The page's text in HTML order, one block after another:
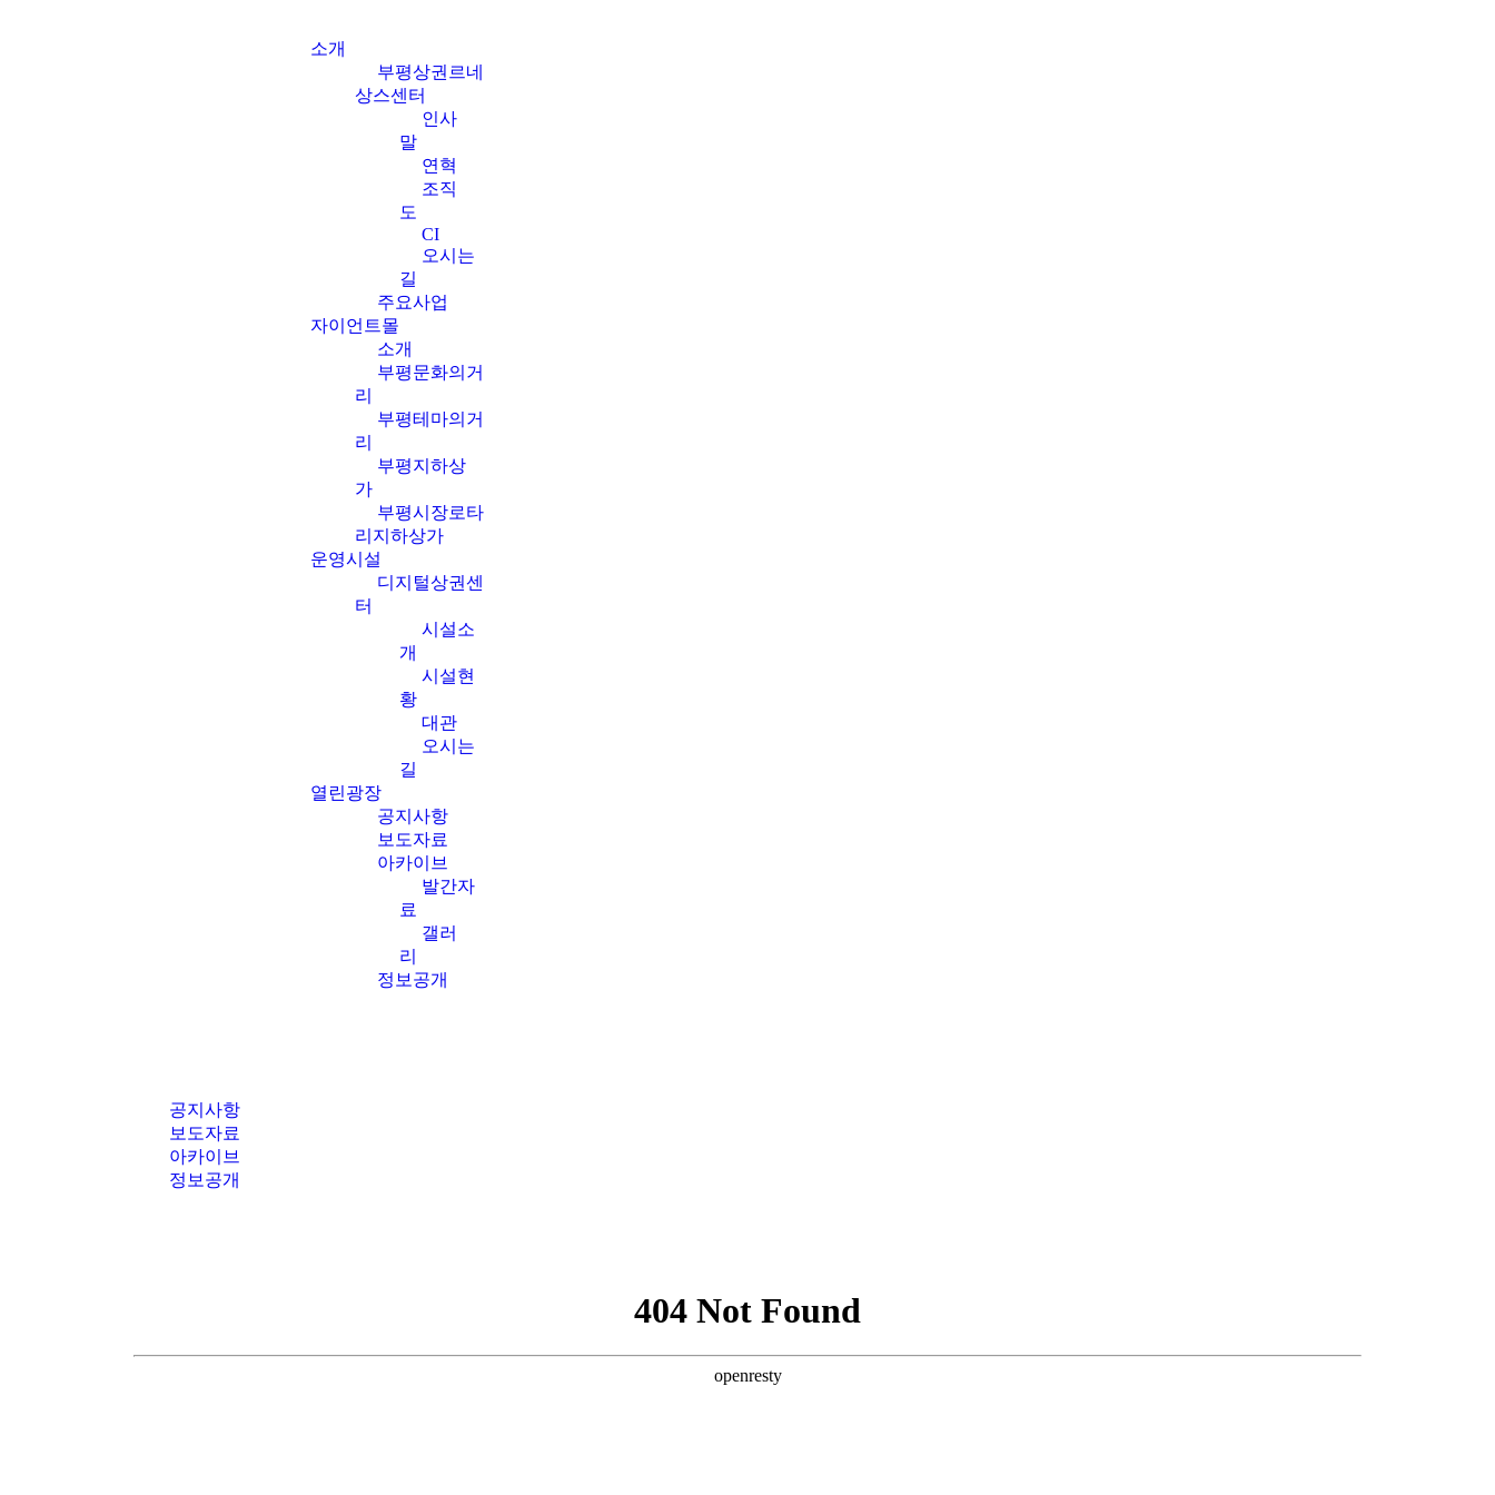
소개
부평상권르네
상스센터
인사
말
연혁
조직
도
CI
오시는
길
주요사업
자이언트몰
소개
부평문화의거
리
부평테마의거
리
부평지하상
가
부평시장로타
리지하상가
운영시설
디지털상권센
터
시설소
개
시설현
황
대관
오시는
길
열린광장
공지사항
보도자료
아카이브
발간자
료
갤러
리
정보공개
공지사항
보도자료
아카이브
정보공개